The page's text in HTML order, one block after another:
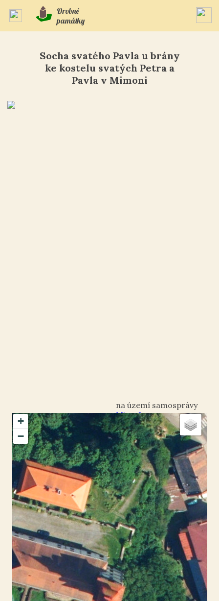
Drobné
památky
Socha svatého Pavla u brány
ke kostelu svatých Petra a
Pavla v Mimoni
+
−
Mimoň
okres Česká Lípa
Mimoň
50.65518,14.724476
Socha